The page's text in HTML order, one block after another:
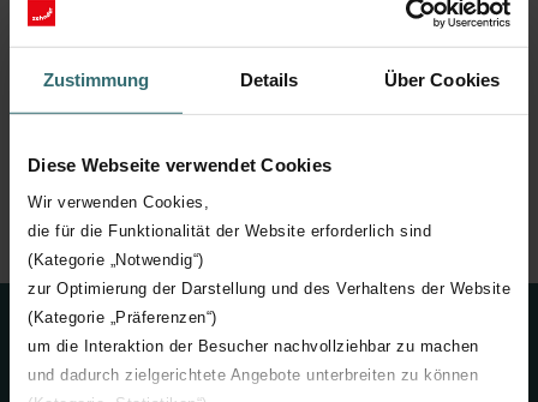
Zustimmung Details Über Cookies
Diese Webseite verwendet Cookies
Wir verwenden Cookies,
die für die Funktionalität der Website erforderlich sind
(Kategorie „Notwendig“)
zur Optimierung der Darstellung und des Verhaltens der Website
(Kategorie „Präferenzen“)
um die Interaktion der Besucher nachvollziehbar zu machen
und dadurch zielgerichtete Angebote unterbreiten zu können
später  so wird sie erst nach Versand und Erhalt dieser
Artikel wirksam. Sie sind dann verpflichtet, die gelieferte
B. Abonnement ohne Anmeldung kündigen
Über uns